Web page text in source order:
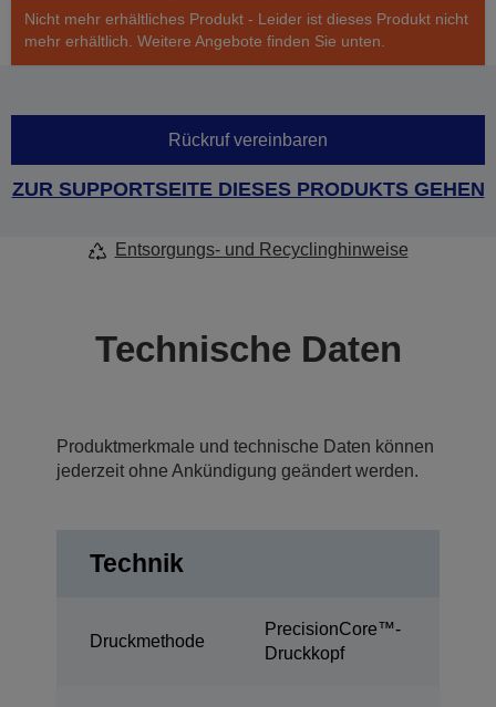
Nicht mehr erhältliches Produkt - Leider ist dieses Produkt nicht
mehr erhältlich. Weitere Angebote finden Sie unten.
Rückruf vereinbaren
ZUR SUPPORTSEITE DIESES PRODUKTS GEHEN
Entsorgungs- und Recyclinghinweise
Technische Daten
Produktmerkmale und technische Daten können
jederzeit ohne Ankündigung geändert werden.
Technik
Druckmethode
PrecisionCore™-
Druckkopf